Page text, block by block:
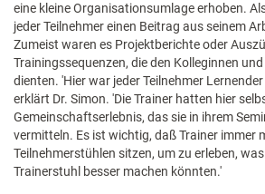
eine kleine Organisationsumlage erhoben.
jeder Teilnehmer einen Beitrag aus seinem
Zumeist waren es Projektberichte oder
Trainingssequenzen, die den Kolleginnen
dienten. 'Hier war jeder Teilnehmer
erklärt Dr. Simon. 'Die Trainer hatten hier
Gemeinschaftserlebnis, das sie in ihrem
vermitteln. Es ist wichtig, daß Trainer immer
Teilnehmerstühlen sitzen, um zu erleben,
Trainerstuhl besser machen könnten.'